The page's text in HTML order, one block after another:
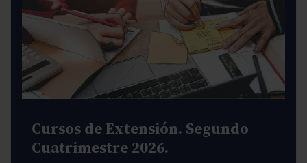
Cursos de Extensión. Segundo
Cuatrimestre 2026.